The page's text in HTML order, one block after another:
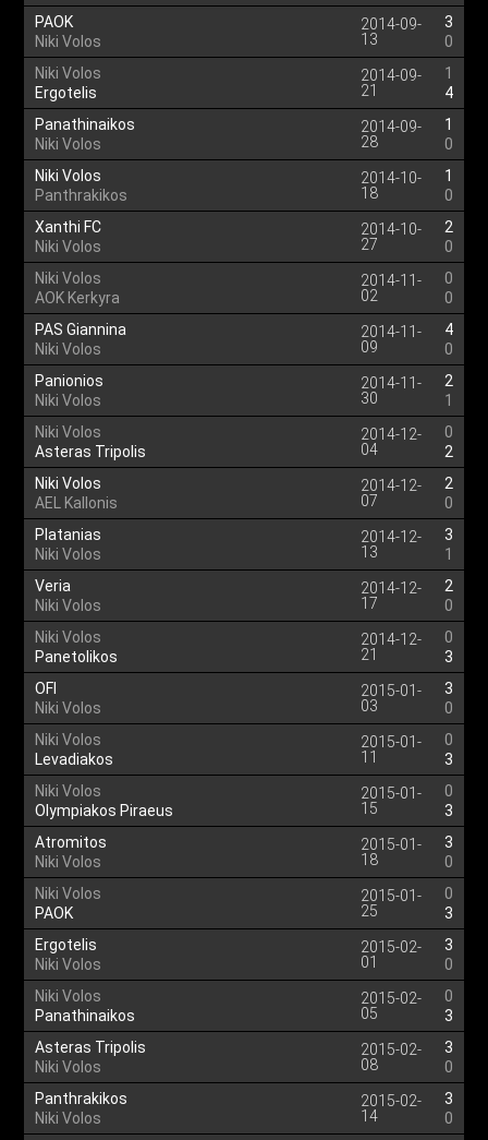
PAOK
Niki Volos
2014-09-
13
3
0
Niki Volos
Ergotelis
2014-09-
21
1
4
Panathinaikos
Niki Volos
2014-09-
28
1
0
Niki Volos
Panthrakikos
2014-10-
18
1
0
Xanthi FC
Niki Volos
2014-10-
27
2
0
Niki Volos
AOK Kerkyra
2014-11-
02
0
0
PAS Giannina
Niki Volos
2014-11-
09
4
0
Panionios
Niki Volos
2014-11-
30
2
1
Niki Volos
Asteras Tripolis
2014-12-
04
0
2
Niki Volos
AEL Kallonis
2014-12-
07
2
0
Platanias
Niki Volos
2014-12-
13
3
1
Veria
Niki Volos
2014-12-
17
2
0
Niki Volos
Panetolikos
2014-12-
21
0
3
OFI
Niki Volos
2015-01-
03
3
0
Niki Volos
Levadiakos
2015-01-
11
0
3
Niki Volos
Olympiakos Piraeus
2015-01-
15
0
3
Atromitos
Niki Volos
2015-01-
18
3
0
Niki Volos
PAOK
2015-01-
25
0
3
Ergotelis
Niki Volos
2015-02-
01
3
0
Niki Volos
Panathinaikos
2015-02-
05
0
3
Asteras Tripolis
Niki Volos
2015-02-
08
3
0
Panthrakikos
Niki Volos
2015-02-
14
3
0